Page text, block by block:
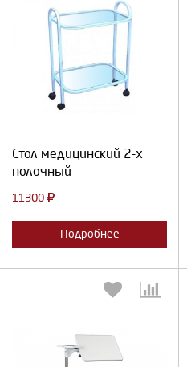
Стол медицинский 2-х
полочный
11300
Подробнее
Выберите количество: